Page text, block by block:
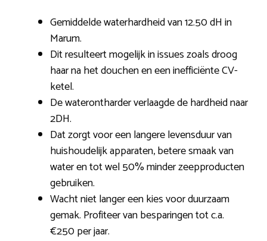
Gemiddelde waterhardheid van 12.50 dH in
Marum.
Dit resulteert mogelijk in issues zoals droog
haar na het douchen en een inefficiënte CV-
ketel.
De waterontharder verlaagde de hardheid naar
2DH.
Dat zorgt voor een langere levensduur van
huishoudelijk apparaten, betere smaak van
water en tot wel 50% minder zeepproducten
gebruiken.
Wacht niet langer een kies voor duurzaam
gemak. Profiteer van besparingen tot c.a.
€250 per jaar.